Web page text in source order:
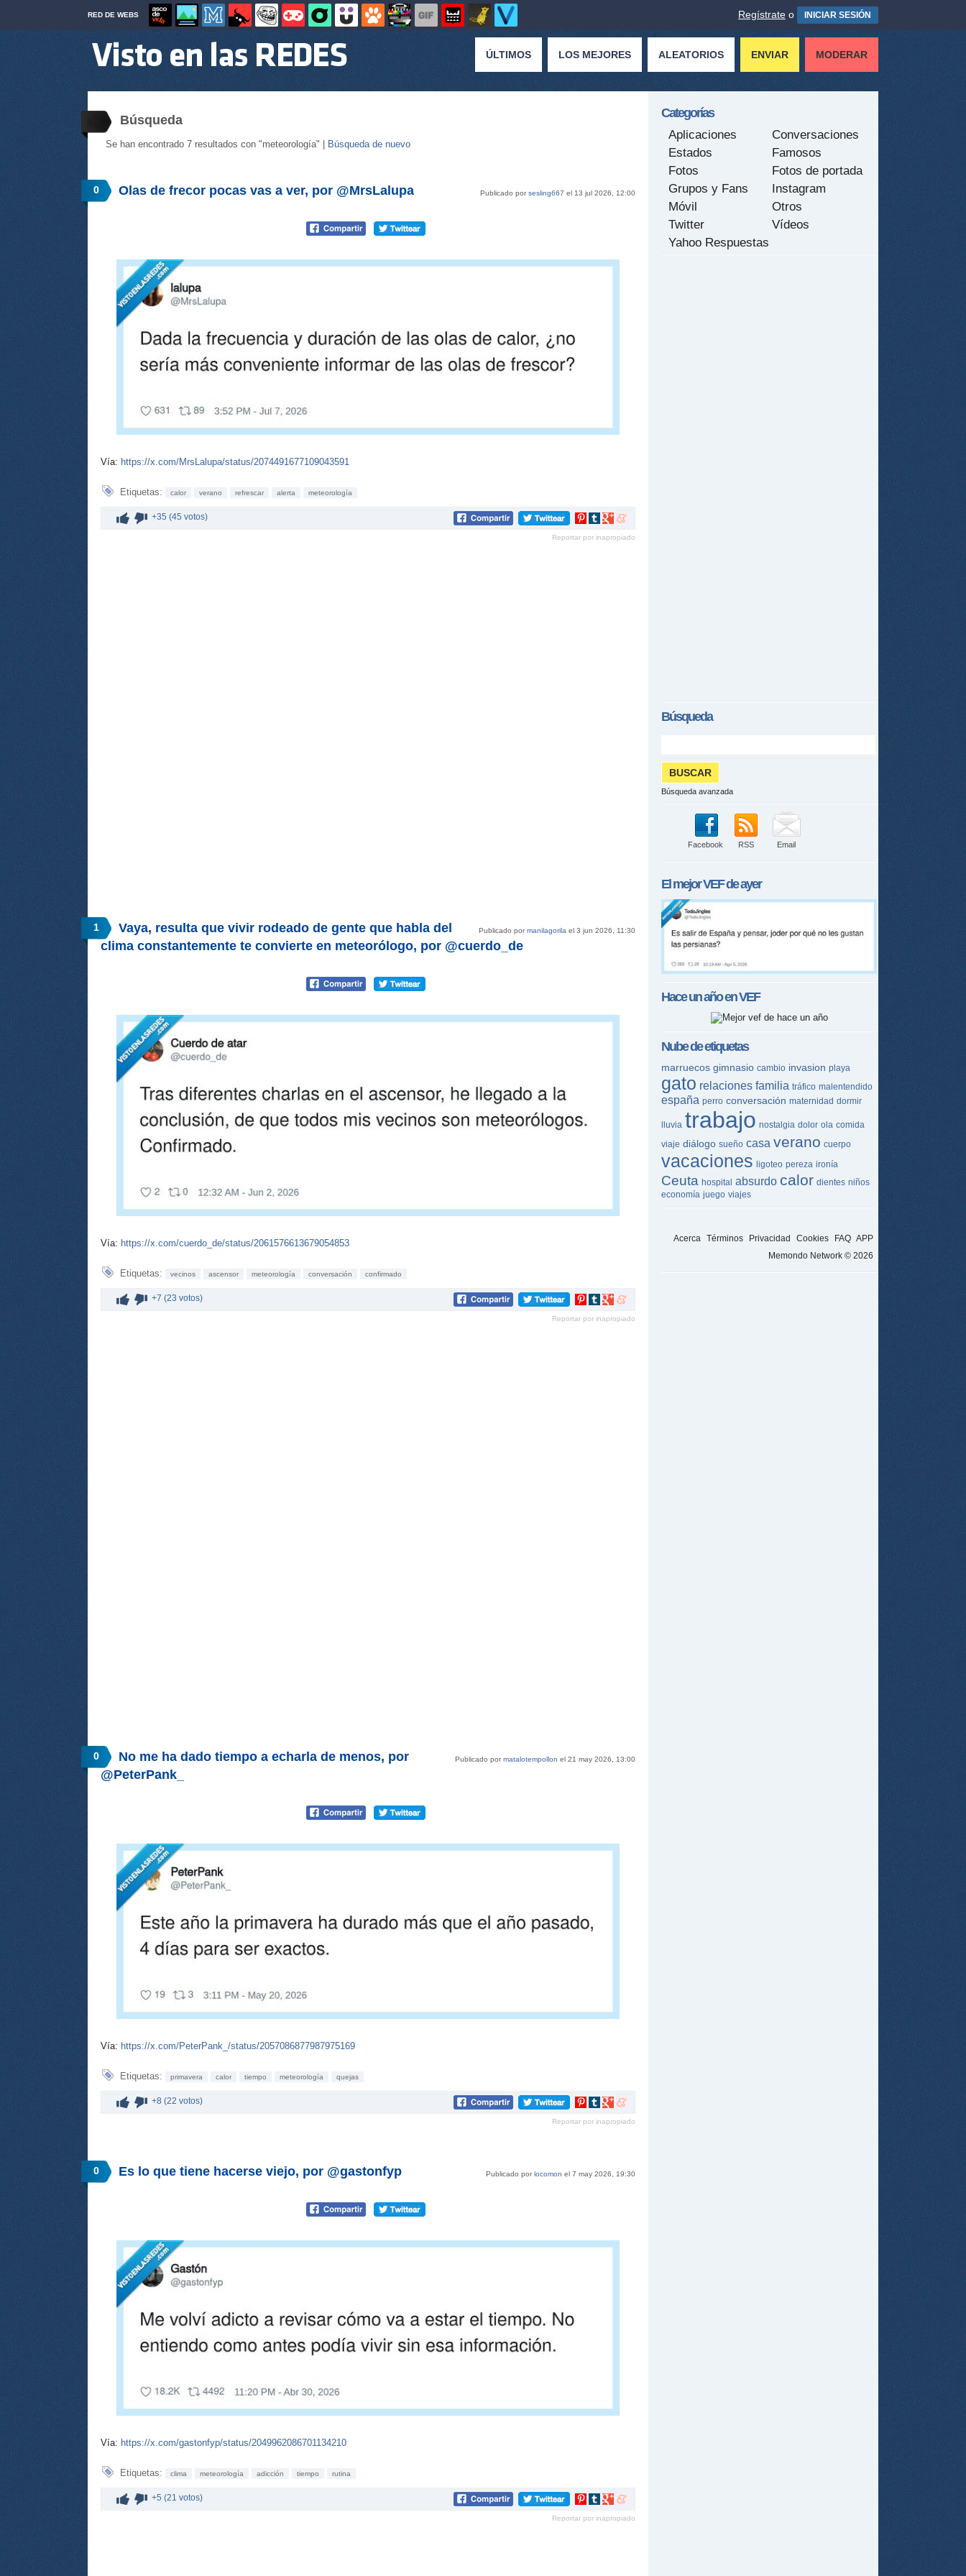
RED DE WEBS Regístrate o INICIAR SESIÓN
ÚLTIMOS LOS MEJORES ALEATORIOS ENVIAR MODERAR
Búsqueda
Se han encontrado 7 resultados con "meteorología" | Búsqueda de nuevo
0 Publicado porsesling667 el 13 jul 2026, 12:00
Olas de frecor pocas vas a ver, por @MrsLalupa
Vía: https://x.com/MrsLalupa/status/2074491677109043591
Etiquetas: calor verano refrescar alerta meteorología
+35 (45 votos)
Compartir
Pinterest
Compartir
tumblr
Compartir
Google+
Compartir
meneame
Reportar por inapropiado
1 Publicado pormanilagorila el 3 jun 2026, 11:30
Vaya, resulta que vivir rodeado de gente que habla del
clima constantemente te convierte en meteorólogo, por @cuerdo_de
Vía: https://x.com/cuerdo_de/status/2061576613679054853
Etiquetas: vecinos ascensor meteorología conversación confirmado
+7 (23 votos)
Compartir
Pinterest
Compartir
tumblr
Compartir
Google+
Compartir
meneame
Reportar por inapropiado
0 Publicado pormatalotempollon el 21 may 2026, 13:00
No me ha dado tiempo a echarla de menos, por
@PeterPank_
Vía: https://x.com/PeterPank_/status/2057086877987975169
Etiquetas: primavera calor tiempo meteorología quejas
+8 (22 votos)
Compartir
Pinterest
Compartir
tumblr
Compartir
Google+
Compartir
meneame
Reportar por inapropiado
0 Publicado porlocomon el 7 may 2026, 19:30
Es lo que tiene hacerse viejo, por @gastonfyp
Vía: https://x.com/gastonfyp/status/2049962086701134210
Etiquetas: clima meteorología adicción tiempo rutina
+5 (21 votos)
Compartir
Pinterest
Compartir
tumblr
Compartir
Google+
Compartir
meneame
Reportar por inapropiado
Categorías
Aplicaciones
Conversaciones
Estados
Famosos
Fotos
Fotos de portada
Grupos y Fans
Instagram
Móvil
Otros
Twitter
Vídeos
Yahoo Respuestas
Búsqueda
Búsqueda avanzada
Facebook RSS Email
El mejorVEFde ayer
Hace un año enVEF
Nube de etiquetas
marruecos gimnasio cambio invasion playa
gato relaciones familia tráfico malentendido
españa perro conversación maternidad dormir
lluvia trabajo nostalgia dolor ola comida
viaje diálogo sueño casa verano cuerpo
vacaciones ligoteo pereza ironía
Ceuta hospital absurdo calor dientes niños
economía juego viajes
Acerca Términos Privacidad Cookies FAQ APP
Memondo Network © 2026